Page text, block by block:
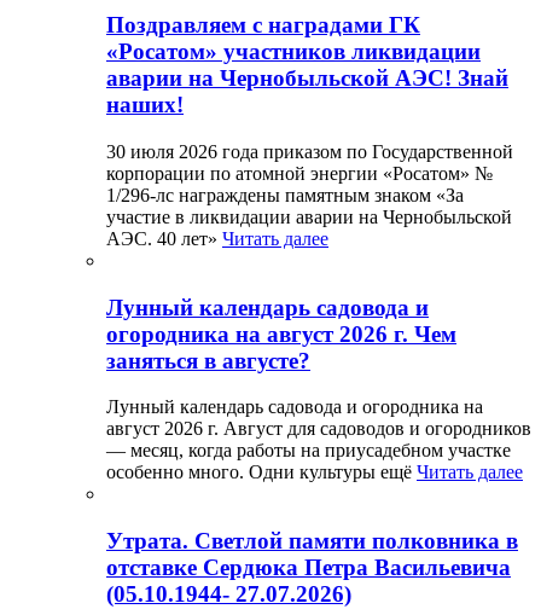
Поздравляем с наградами ГК
«Росатом» участников ликвидации
аварии на Чернобыльской АЭС! Знай
наших!
30 июля 2026 года приказом по Государственной
корпорации по атомной энергии «Росатом» №
1/296-лс награждены памятным знаком «За
участие в ликвидации аварии на Чернобыльской
АЭС. 40 лет» Читать далее
Лунный календарь садовода и
огородника на август 2026 г. Чем
заняться в августе?
Лунный календарь садовода и огородника на
август 2026 г. Август для садоводов и огородников
— месяц, когда работы на приусадебном участке
особенно много. Одни культуры ещё Читать далее
Утрата. Светлой памяти полковника в
отставке Сердюка Петра Васильевича
(05.10.1944- 27.07.2026)